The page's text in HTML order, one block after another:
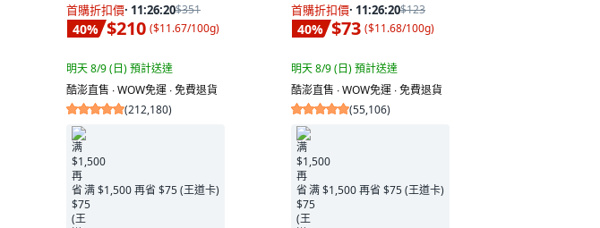
首購折扣價· 11:26:19$351
40% $210 ($11.67/100g)
明天 8/9 (日)預計送達
酷澎直售 ∙ WOW免運 ∙ 免費退貨
(212,180)
满 $1,500 再省 $75 (王道卡)
首購折扣價· 11:26:19$123
40% $73 ($11.68/100g)
明天 8/9 (日)預計送達
酷澎直售 ∙ WOW免運 ∙ 免費退貨
(55,106)
满 $1,500 再省 $75 (王道卡)